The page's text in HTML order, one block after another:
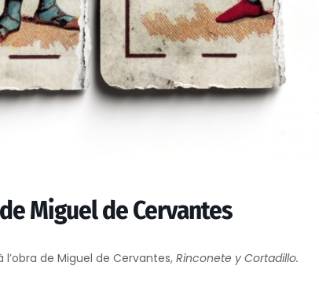
Miguel de Cervantes
de Miguel de Cervantes, Rinconete y Cortadillo.